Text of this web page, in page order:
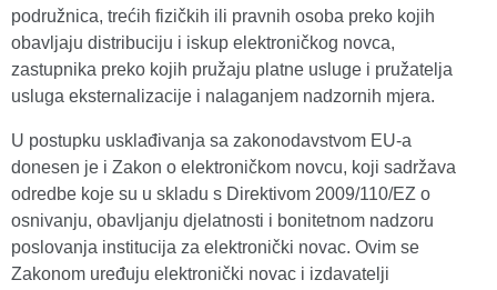
podružnica, trećih fizičkih ili pravnih osoba preko kojih
obavljaju distribuciju i iskup elektroničkog novca,
zastupnika preko kojih pružaju platne usluge i pružatelja
usluga eksternalizacije i nalaganjem nadzornih mjera.
U postupku usklađivanja sa zakonodavstvom EU-a
donesen je i Zakon o elektroničkom novcu, koji sadržava
odredbe koje su u skladu s Direktivom 2009/110/EZ o
osnivanju, obavljanju djelatnosti i bonitetnom nadzoru
poslovanja institucija za elektronički novac. Ovim se
Zakonom uređuju elektronički novac i izdavatelji